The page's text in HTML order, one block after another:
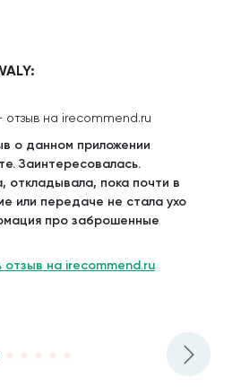
отзыв на irecommend.ru
о данном приложении
Заинтересовалась.
откладывала, пока почти в
или передаче не стала ухо
про заброшенные
отзыв на irecommend.ru